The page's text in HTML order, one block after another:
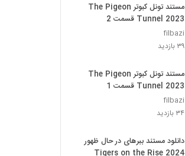
مستند تونل کبوتر The Pigeon
Tunnel 2023 قسمت 2
filbazi
۳۹ بازدید
مستند تونل کبوتر The Pigeon
Tunnel 2023 قسمت 1
filbazi
۳۴ بازدید
دانلود مستند ببرهای در حال ظهور
Tigers on the Rise 2024